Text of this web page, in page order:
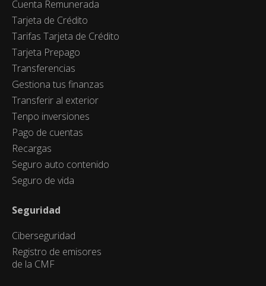
Cuenta Remunerada
Tarjeta de Crédito
Tarifas Tarjeta de Crédito
Tarjeta Prepago
Transferencias
Gestiona tus finanzas
Transferir al exterior
Tenpo inversiones
Pago de cuentas
Recargas
Seguro auto contenido
Seguro de vida
Seguridad
Ciberseguridad
Registro de emisores
de la CMF